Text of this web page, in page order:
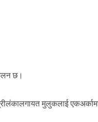
छ।
मुलुकलाई